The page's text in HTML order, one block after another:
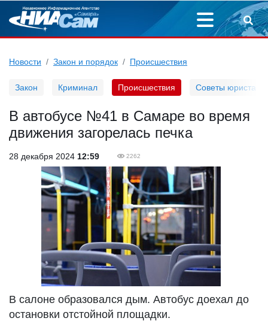
Новости Закон и порядок Происшествия
Закон Криминал Происшествия Советы юриста
В автобусе №41 в Самаре во время
движения загорелась печка
28 декабря 2024 12:59 2262
В салоне образовался дым. Автобус доехал до
остановки отстойной площадки.